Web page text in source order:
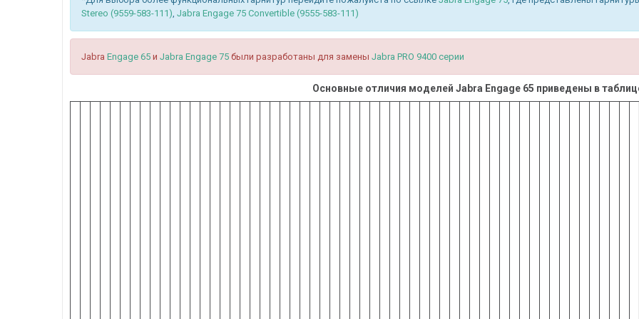
Stereo (9559-583-111), Jabra Engage 75 Convertible (9555-583-111)
Jabra Engage 65 и Jabra Engage 75 были разработаны для замены Jabra PRO 9400 серии
Основные отличия моделей Jabra Engage 65 приведены в